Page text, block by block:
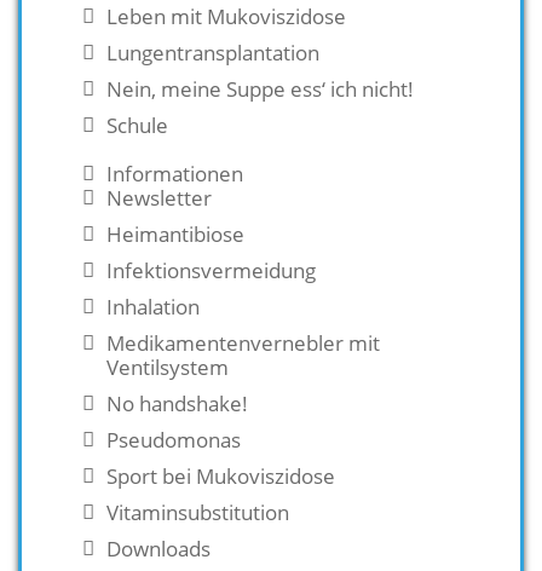
Leben mit Mukoviszidose
Lungentransplantation
Nein, meine Suppe ess‘ ich nicht!
Schule
Informationen
Newsletter
Heimantibiose
Infektionsvermeidung
Inhalation
Medikamentenvernebler mit
Ventilsystem
No handshake!
Pseudomonas
Sport bei Mukoviszidose
Vitaminsubstitution
Downloads